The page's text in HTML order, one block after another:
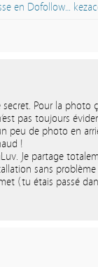
en Dofollow…
secret. Pour la
pas toujours
peu de photo en
!
Je partage
sans
(tu étais passé